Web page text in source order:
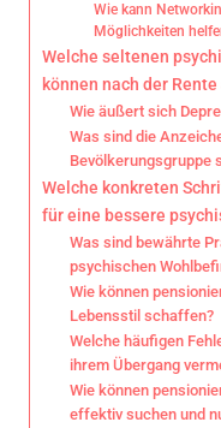
Wie kann
Möglichkeiten
Welche seltenen
können nach der
Wie äußert sich
Was sind die
Bevölkerungsgruppe
Welche konkreten
für eine bessere
Was sind bewährte
psychischen
Wie können
Lebensstil schaffen?
Welche häufigen
ihrem Übergang
Wie können
effektiv suchen und